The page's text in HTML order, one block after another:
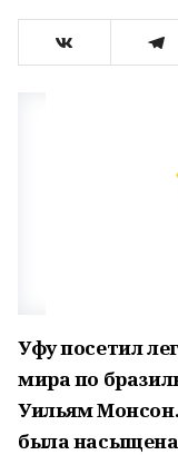
Уфу посетил
мира по
Уильям
была